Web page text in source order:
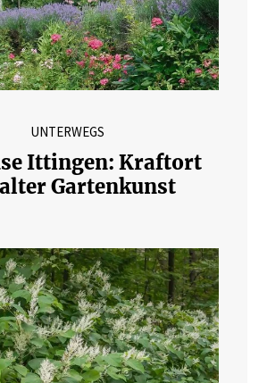
UNTERWEGS
Ittingen: Kraftort
Gartenkunst